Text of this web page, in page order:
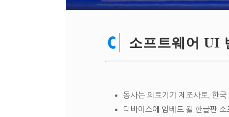
소프트웨어 UI
동사는 의료기기 제조사로, 한국
디바이스에 임베드 될 한글판